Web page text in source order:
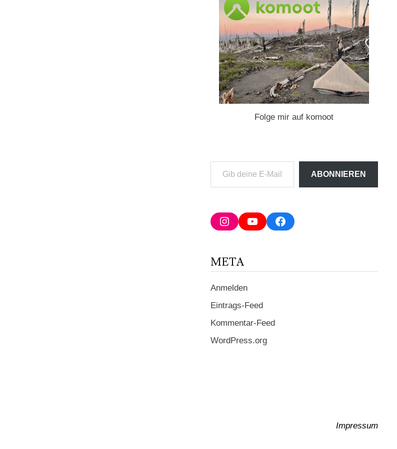
Folge mir auf komoot
deine
Adresse
ein ...
ABONNIEREN
InstagramYouTubeFacebook
META
Anmelden
Eintrags-Feed
Kommentar-Feed
WordPress.org
Impressum